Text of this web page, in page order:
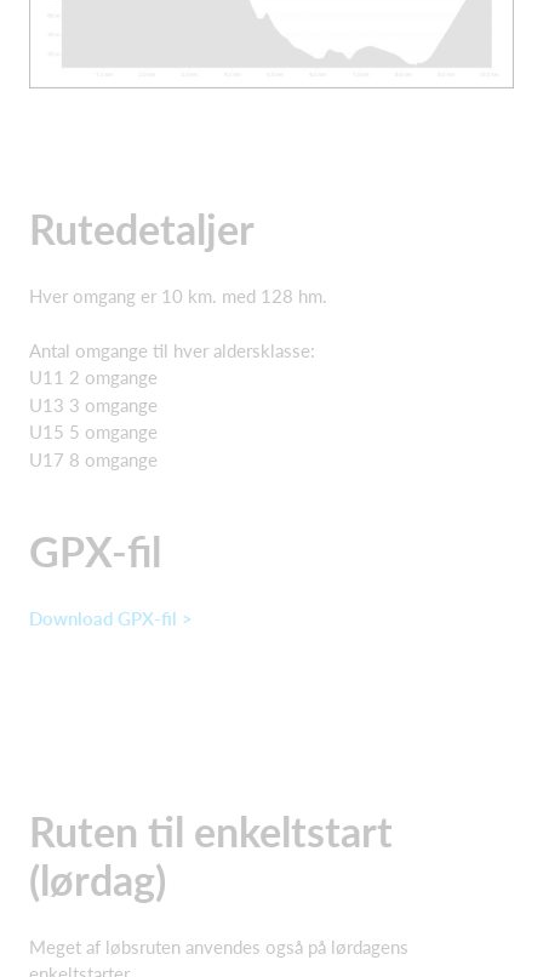
Rutedetaljer
Hver omgang er 10 km. med 128 hm.
Antal omgange til hver aldersklasse:
U11 2 omgange
U13 3 omgange
U15 5 omgange
U17 8 omgange
GPX-fil
Download GPX-fil >
Ruten til enkeltstart
(lørdag)
Meget af løbsruten anvendes også på lørdagens